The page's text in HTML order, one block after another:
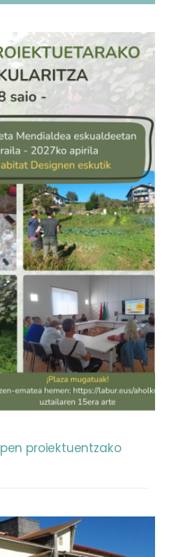
proiektuentzako